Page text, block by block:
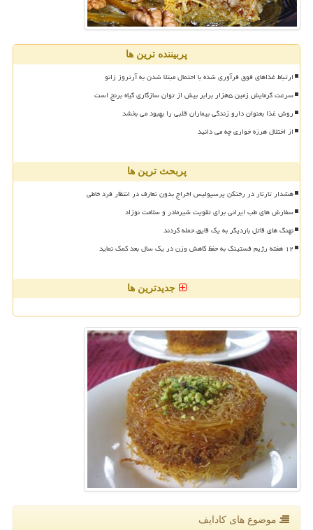
پربیننده ترین ها
ارتباط غذاهای فوق فرآوری شده با احتمال مبتلا شدن به آرتروز زانو
سرعت گرمایش زمین ۵هزار برابر بیش از توان سازگاری گیاه برنج است
روش غذا بعنوان دارو زندگی بیماران قلبی را بهبود می بخشد
از اختلال هرزه خواری چه می دانید
پربحث ترین ها
هشدار تارتار در رختکن پرسپولیس اخراج بدون تعارف در انتظار فرد خاطی
سفارش های طب ایرانی برای تقویت شیرمادر و سلامت نوزاد
نهنگ های قاتل باردیگر به یک قایق حمله کردند
۱۲ هفته رژیم فستینگ به حفظ کاهش وزن در یک سال بعد کمک نماید
جدیدترین ها
موضوع های كادایف